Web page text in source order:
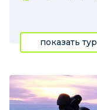
показать тур